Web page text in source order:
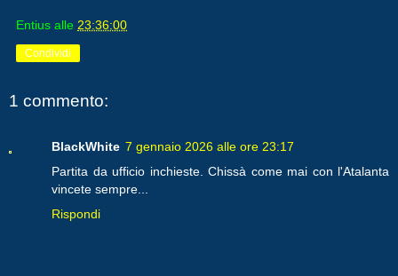
Entius alle 23:36:00
Condividi
1 commento:
BlackWhite 7 gennaio 2026 alle ore 23:17
Partita da ufficio inchieste. Chissà come mai con l'Atalanta
vincete sempre...
Rispondi